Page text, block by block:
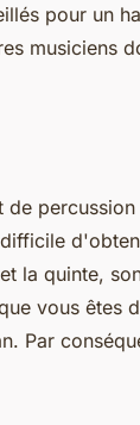
pour un
musiciens
la quinte,
vous êtes
Par